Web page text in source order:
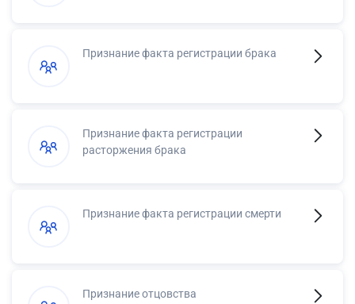
Признание факта регистрации брака
Признание факта регистрации
расторжения брака
Признание факта регистрации смерти
Признание отцовства